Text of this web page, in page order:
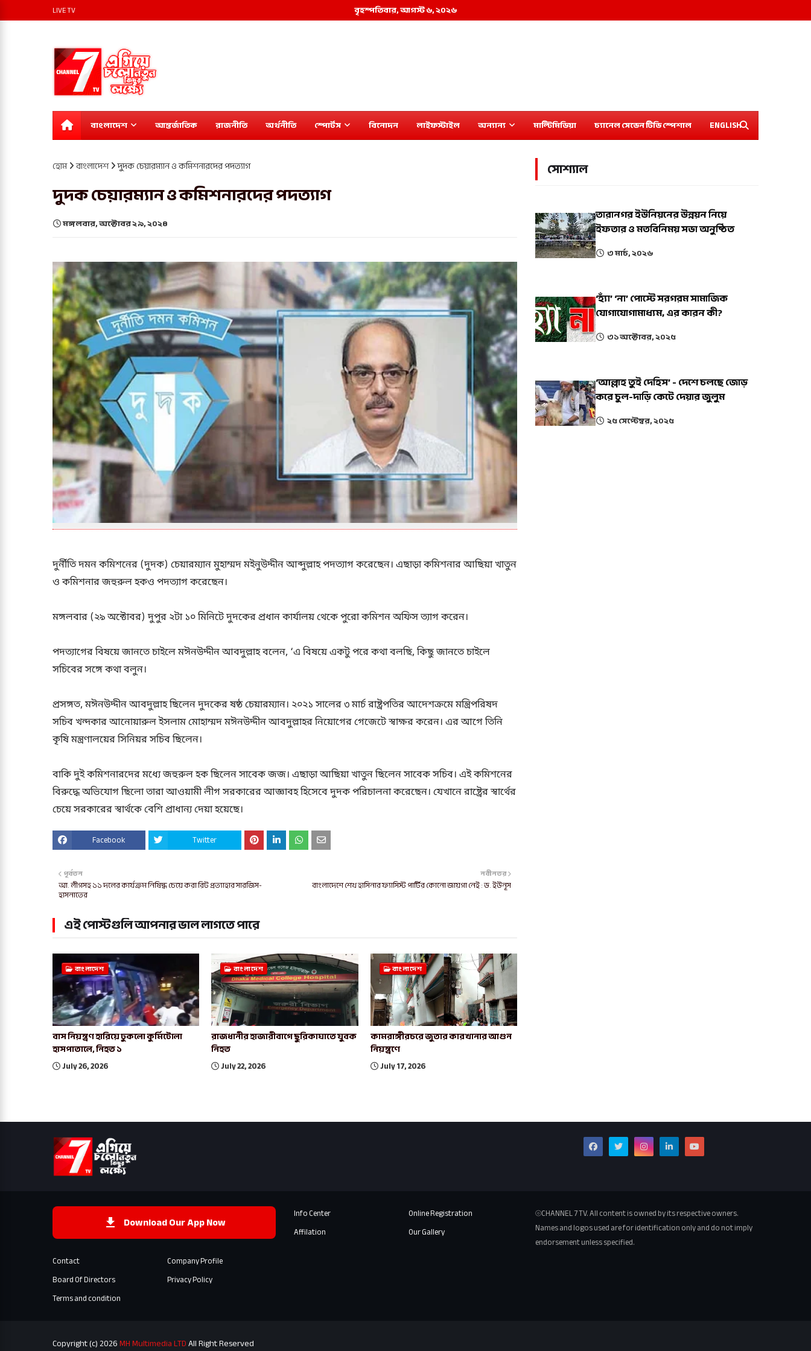
বৃহস্পতিবার, আগস্ট ৬, ২০২৬
LIVE TV
বাংলাদেশ আন্তর্জাতিক রাজনীতি অর্থনীতি স্পোর্টস বিনোদন লাইফস্টাইল অন্যান্য মাল্টিমিডিয়া চ্যানেল সেভেন টিভি স্পেশাল ENGLISH
হোম বাংলাদেশ দুদক চেয়ারম্যান ও কমিশনারদের পদত্যাগ
দুদক চেয়ারম্যান ও কমিশনারদের পদত্যাগ
মঙ্গলবার, অক্টোবর ২৯, ২০২৪
দুর্নীতি দমন কমিশনের (দুদক) চেয়ারম্যান মুহাম্মদ মইনুউদ্দীন আব্দুল্লাহ পদত্যাগ করেছেন। এছাড়া কমিশনার আছিয়া খাতুন
ও কমিশনার জহুরুল হকও পদত্যাগ করেছেন।
মঙ্গলবার (২৯ অক্টোবর) দুপুর ২টা ১০ মিনিটে দুদকের প্রধান কার্যালয় থেকে পুরো কমিশন অফিস ত্যাগ করেন।
পদত্যাগের বিষয়ে জানতে চাইলে মঈনউদ্দীন আবদুল্লাহ বলেন, ‘এ বিষয়ে একটু পরে কথা বলছি, কিছু জানতে চাইলে
সচিবের সঙ্গে কথা বলুন।
প্রসঙ্গত, মঈনউদ্দীন আবদুল্লাহ ছিলেন দুদকের ষষ্ঠ চেয়ারম্যান। ২০২১ সালের ৩ মার্চ রাষ্ট্রপতির আদেশক্রমে মন্ত্রিপরিষদ
সচিব খন্দকার আনোয়ারুল ইসলাম মোহাম্মদ মঈনউদ্দীন আবদুল্লাহর নিয়োগের গেজেটে স্বাক্ষর করেন। এর আগে তিনি
কৃষি মন্ত্রণালয়ের সিনিয়র সচিব ছিলেন।
বাকি দুই কমিশনারদের মধ্যে জহুরুল হক ছিলেন সাবেক জজ। এছাড়া আছিয়া খাতুন ছিলেন সাবেক সচিব। এই কমিশনের
বিরুদ্ধে অভিযোগ ছিলো তারা আওয়ামী লীগ সরকারের আজ্ঞাবহ হিসেবে দুদক পরিচালনা করেছেন। যেখানে রাষ্ট্রের স্বার্থের
চেয়ে সরকারের স্বার্থকে বেশি প্রাধান্য দেয়া হয়েছে।
Facebook Twitter
নবীনতর
বাংলাদেশে শেখ হাসিনার ফ্যাসিস্ট পার্টির কোনো জায়গা নেই : ড. ইউনূস
পূর্বতন
আ. লীগসহ ১১ দলের কার্যক্রম নিষিদ্ধ চেয়ে করা রিট প্রত্যাহার সারজিস-
হাসনাতের
এই পোস্টগুলি আপনার ভাল লাগতে পারে
বাংলাদেশ
বাস নিয়ন্ত্রণ হারিয়ে ঢুকলো কুর্মিটোলা
হাসপাতালে, নিহত ১
July 26, 2026
বাংলাদেশ
রাজধানীর হাজারীবাগে ছুরিকাঘাতে যুবক
নিহত
July 22, 2026
বাংলাদেশ
কামরাঙ্গীরচরে জুতার কারখানার আগুন
নিয়ন্ত্রণে
July 17, 2026
সোশ্যাল
তারানগর ইউনিয়নের উন্নয়ন নিয়ে
ইফতার ও মতবিনিময় সভা অনুষ্ঠিত
৩ মার্চ, ২০২৬
‘হ্যাঁ’ ‘না’ পোস্টে সরগরম সামাজিক
যোগাযোগামাধ্যম, এর কারন কী?
৩১ অক্টোবর, ২০২৫
‘আল্লাহ তুই দেহিস’ - দেশে চলছে জোড়
করে চুল-দাড়ি কেটে দেয়ার জুলুম
২৫ সেপ্টেম্বর, ২০২৫
Download Our App Now
Contact
Company Profile
Board Of Directors
Privacy Policy
Terms and condition
Info Center
Online Registration
Affilation
Our Gallery
⦾CHANNEL 7 TV. All content is owned by its respective owners.
Names and logos used are for identification only and do not imply
endorsement unless specified.
Copyright (c) 2026MH Multimedia LTDAll Right Reserved